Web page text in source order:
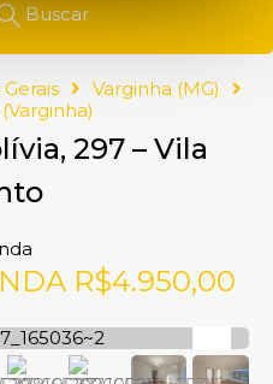
Buscar
Varginha (MG)
297 – Vila
R$4.950,00